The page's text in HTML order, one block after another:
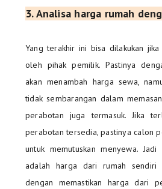
3.Analisa harga rumah
Yang terakhir ini bisa dilakukan
oleh pihak pemilik. Pastinya
akan menambah harga sewa,
tidak sembarangan dalam
perabotan juga termasuk. Jika
perabotan tersedia, pastinya calon
untuk memutuskan menyewa.
adalah harga dari rumah sendiri
dengan memastikan harga dari